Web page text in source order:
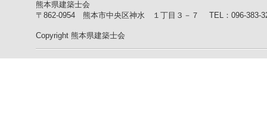
熊本県建築士会
〒862-0954 熊本市中央区神水 １丁目３－７
TEL：096-
Copyright 熊本県建築士会